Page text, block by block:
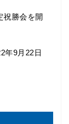
祝勝会を開
年9月22日